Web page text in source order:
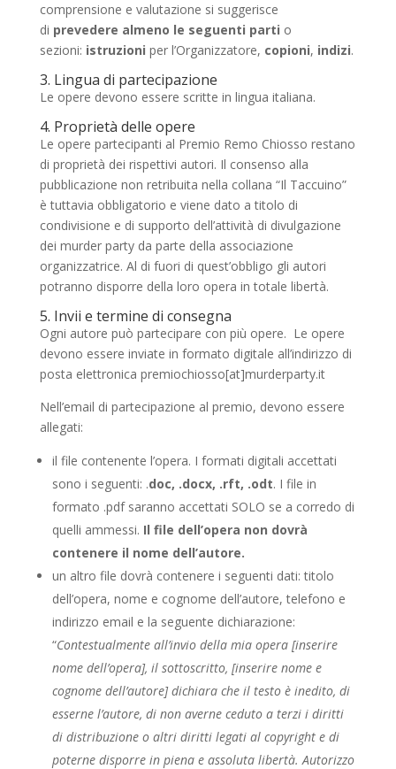
comprensione e valutazione si suggerisce
di prevedere almeno le seguenti parti o
sezioni: istruzioni per l’Organizzatore, copioni, indizi.
3. Lingua di partecipazione
Le opere devono essere scritte in lingua italiana.
4. Proprietà delle opere
Le opere partecipanti al Premio Remo Chiosso restano
di proprietà dei rispettivi autori. Il consenso alla
pubblicazione non retribuita nella collana “Il Taccuino”
è tuttavia obbligatorio e viene dato a titolo di
condivisione e di supporto dell’attività di divulgazione
dei murder party da parte della associazione
organizzatrice. Al di fuori di quest’obbligo gli autori
potranno disporre della loro opera in totale libertà.
5. Invii e termine di consegna
Ogni autore può partecipare con più opere. Le opere
devono essere inviate in formato digitale all’indirizzo di
posta elettronica premiochiosso[at]murderparty.it
Nell’email di partecipazione al premio, devono essere
allegati:
il file contenente l’opera. I formati digitali accettati
sono i seguenti: .doc, .docx, .rft, .odt. I file in
formato .pdf saranno accettati SOLO se a corredo di
quelli ammessi. Il file dell’opera non dovrà
contenere il nome dell’autore.
un altro file dovrà contenere i seguenti dati: titolo
dell’opera, nome e cognome dell’autore, telefono e
indirizzo email e la seguente dichiarazione:
“Contestualmente all’invio della mia opera [inserire
nome dell’opera], il sottoscritto, [inserire nome e
cognome dell’autore] dichiara che il testo è inedito, di
esserne l’autore, di non averne ceduto a terzi i diritti
di distribuzione o altri diritti legati al copyright e di
poterne disporre in piena e assoluta libertà. Autorizzo